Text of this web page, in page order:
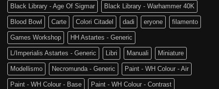
Black Library - Age Of Sigmar Black Library - Warhammer 40K
Blood Bowl Carte Colori Citadel dadi eryone filamento
Games Workshop HH Astartes - Generic
L/Imperialis Astartes - Generic Libri Manuali Miniature
Modellismo Necromunda - Generic Paint - WH Colour - Air
Paint - WH Colour - Base Paint - WH Colour - Contrast